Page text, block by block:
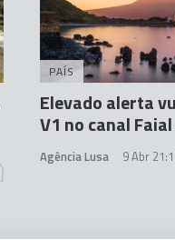
PAÍS
Elevado alerta
V1 no canal
Agência Lusa 9 Abr